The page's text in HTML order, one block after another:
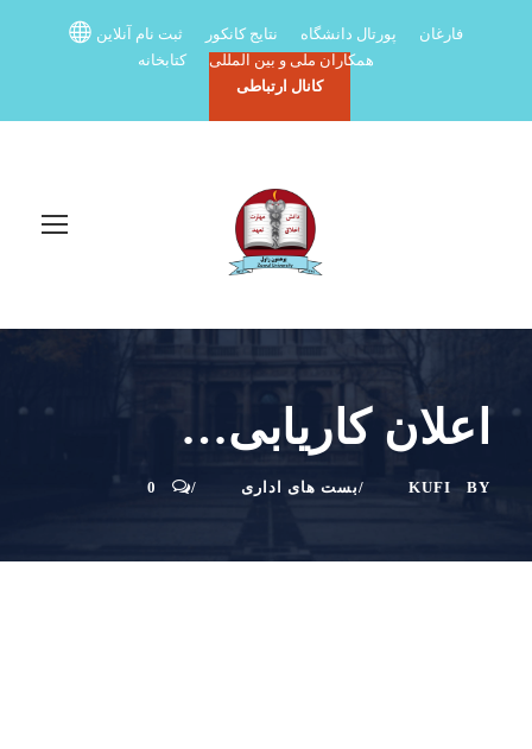
ثبت نام آنلاین نتایج کانکور پورتال دانشگاه
فارغان
کتابخانه
همکاران ملی و بین المللی
کانال ارتباطی
اعلان کاریابی…
KUFI بست های اداری 0